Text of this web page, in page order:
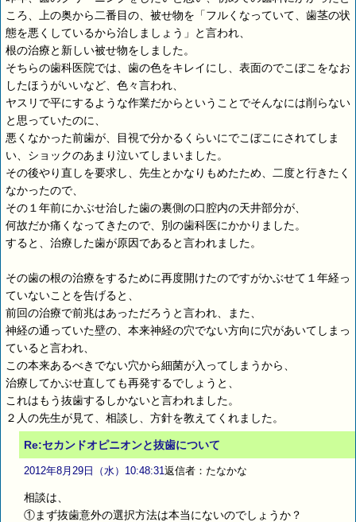
ころ、上の奥から二番目の、被せ物を「フルくなっていて、歯茎の状
態を悪くしているから治しましょう」と言われ、
根の治療と新しい被せ物をしました。
そちらの歯科医院では、歯の色をキレイにし、表面のでこぼこをなお
したほうがいいなど、色々言われ、
ヤスリで平にするような作業だからということでそんなには削らない
と思っていたのに、
悪くなかった前歯が、目視で分かるくらいにでこぼこにされてしま
い、ショックのあまり泣いてしまいました。
その後やり直しを要求し、先生とかなりもめたため、二度と行きたく
なかったので、
その１年前にかぶせ治した歯の裏側の口腔内の天井部分が、
何故だか痛くなってきたので、別の歯科医にかかりました。
すると、治療した歯が原因であると言われました。
その歯の根の治療をするために再度開けたのですがかぶせて１年経っ
ていないことを告げると、
前回の治療で前兆はあっただろうと言われ、また、
神経の通っていた壁の、本来神経の穴でない方向に穴があいてしまっ
ていると言われ、
この本来あるべきでない穴から細菌が入ってしまうから、
治療してかぶせ直しても再発するでしょうと、
これはもう抜歯するしかないと言われました。
２人の先生が見て、相談し、方針を教えてくれました。
Re:セカンドオピニオンと抜歯について
2012年8月29日（水）10:48:31返信者：たなかな
相談は、
①まず抜歯意外の選択方法は本当にないのでしょうか？